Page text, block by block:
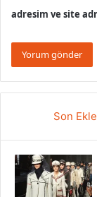
adresim ve site
Son